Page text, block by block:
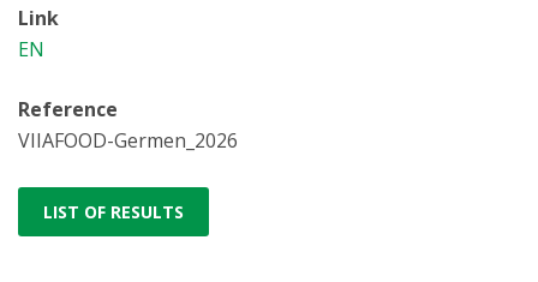
Link
EN
Reference
VIIAFOOD-Germen_2026
LIST OF RESULTS